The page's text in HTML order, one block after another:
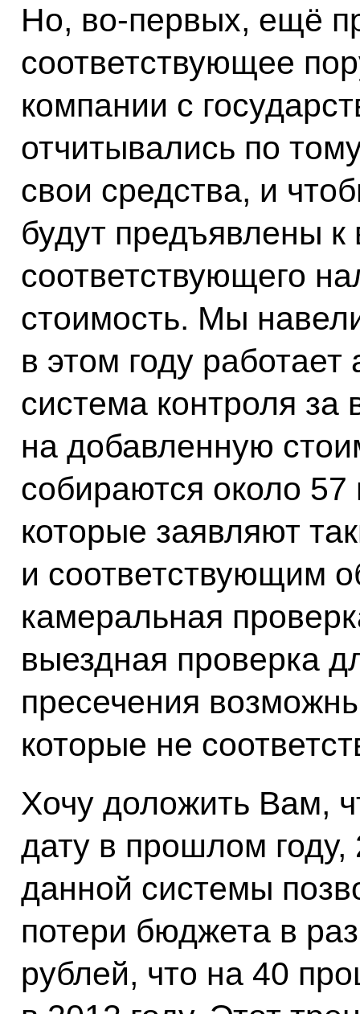
Но, во‑первых, ещё
соответствующее
компании с
отчитывались по
свои средства, и
будут предъявлены
соответствующего
стоимость. Мы
в этом году
система контроля за
на добавленную
собираются около
которые заявляют
и соответствующим
камеральная
выездная проверка
пресечения
которые не
Хочу доложить Вам,
дату в прошлом году,
данной системы
потери бюджета в
рублей, что на 40